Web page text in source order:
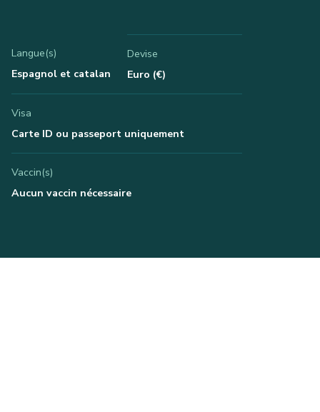
Langue(s)
Espagnol et catalan
Devise
Euro (€)
Visa
Carte ID ou passeport uniquement
Vaccin(s)
Aucun vaccin nécessaire